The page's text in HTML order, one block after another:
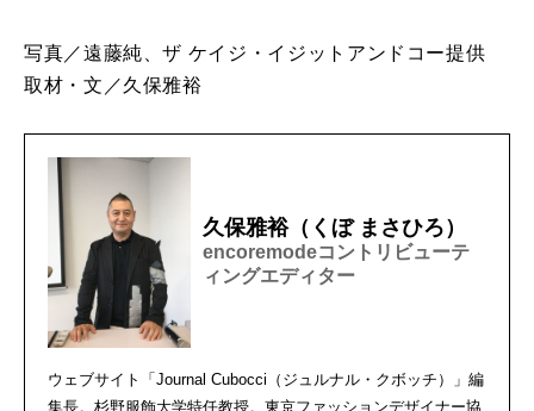
写真／遠藤純、ザ ケイジ・イジットアンドコー提供
取材・文／久保雅裕
久保雅裕（くぼ まさひろ）
encoremodeコントリビューテ
ィングエディター
ウェブサイト「Journal Cubocci（ジュルナル・クボッチ）」編
集長。 杉野服飾大学特任教授。東京ファッションデザイナー協